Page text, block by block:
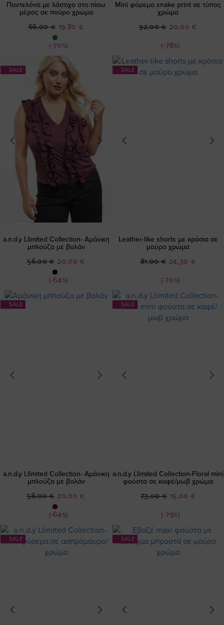
Παντελόνα με λάστιχο στο πίσω
μέρος σε πούρο χρώμα
(-70%)
Ειδική
19,80 €
66,00 €
Mini φόρεμα snake print σε τύπος
χρώμα
(-78%)
Ειδική
20,00 €
92,00 €
SALE
a.n.d.y Llimited Collection- Αμάνικη
μπλούζα με βολάν
(-64%)
Ειδική
Τιμή
20,00 €
56,00 €
SALE
Leather-like shorts με κρόσια σε
μαύρο χρώμα
(-70%)
Ειδική
24,30 €
81,00 €
SALE
a.n.d.y Llimited Collection- Αμάνικη
μπλούζα με βολάν
(-64%)
Ειδική
Τιμή
20,00 €
56,00 €
SALE
a.n.d.y Llimited Collection-Floral mini
φούστα σε καφέ/μωβ χρώμα
(-79%)
Ειδική
15,00 €
73,00 €
SALE SALE